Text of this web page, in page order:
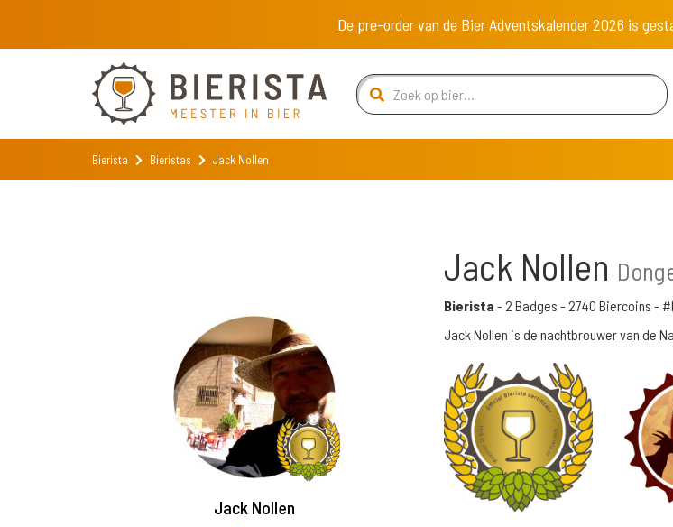
De pre-order van de Bier Adventskalender 2026 is
Bierista Bieristas Jack Nollen
Jack Nollen
Jack Nollen
Bierista - 2 Badges - 2740 Biercoins -
Jack Nollen is de nachtbrouwer van de